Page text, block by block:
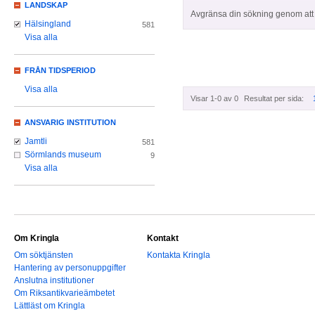
Avgränsa din sökning genom
Visar 1-0 av 0 Resultat per sida:
LANDSKAP
Hälsingland 581
Visa alla
FRÅN TIDSPERIOD
Visa alla
ANSVARIG INSTITUTION
Jamtli 581
Sörmlands museum 9
Visa alla
Om Kringla
Om söktjänsten
Hantering av personuppgifter
Anslutna institutioner
Om Riksantikvarieämbetet
Lättläst om Kringla
Kontakt
Kontakta Kringla